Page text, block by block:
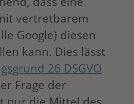
vertretbarem
Google) diesen
kann. Dies lässt
26 DSGVO
Frage der